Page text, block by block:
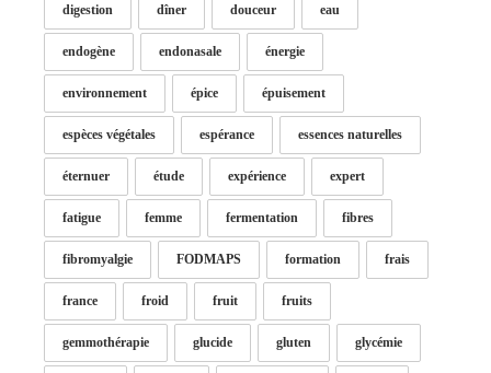
digestion dîner douceur eau
endogène endonasale énergie
environnement épice épuisement
espèces végétales espérance essences naturelles
éternuer étude expérience expert
fatigue femme fermentation fibres
fibromyalgie FODMAPS formation frais
france froid fruit fruits
gemmothérapie glucide gluten glycémie